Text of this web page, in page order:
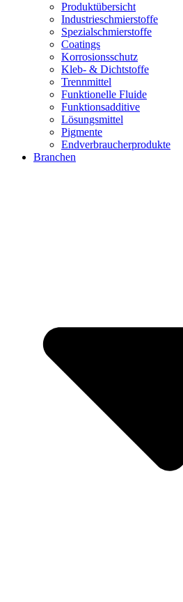
Produktübersicht
Industrieschmierstoffe
Spezialschmierstoffe
Coatings
Korrosionsschutz
Kleb- & Dichtstoffe
Trennmittel
Funktionelle Fluide
Funktionsadditive
Lösungsmittel
Pigmente
Endverbraucherprodukte
Branchen